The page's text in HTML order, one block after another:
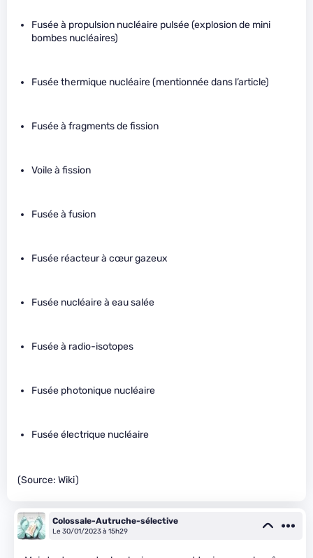
Fusée à propulsion nucléaire pulsée (explosion de mini
bombes nucléaires)
Fusée thermique nucléaire (mentionnée dans l’article)
Fusée à fragments de fission
Voile à fission
Fusée à fusion
Fusée réacteur à cœur gazeux
Fusée nucléaire à eau salée
Fusée à radio-isotopes
Fusée photonique nucléaire
Fusée électrique nucléaire
(Source: Wiki)
Colossale-Autruche-sélective
Le 30/01/2023 à 15h29